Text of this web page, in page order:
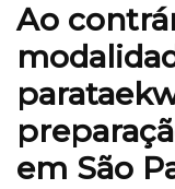
Ao
em São